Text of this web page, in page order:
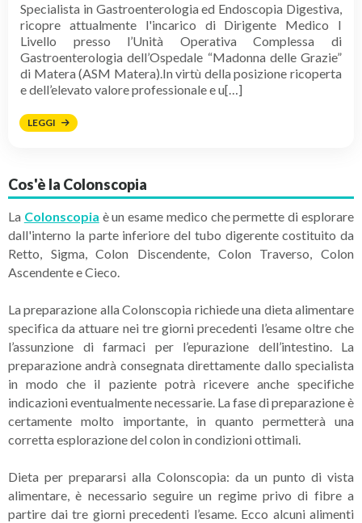
Specialista in Gastroenterologia ed Endoscopia Digestiva,
ricopre attualmente l'incarico di Dirigente Medico I
Livello presso l’Unità Operativa Complessa di
Gastroenterologia dell’Ospedale “Madonna delle Grazie”
di Matera (ASM Matera).In virtù della posizione ricoperta
e dell’elevato valore professionale e u[…]
LEGGI
Cos'è la Colonscopia
La Colonscopia è un esame medico che permette di esplorare
dall'interno la parte inferiore del tubo digerente costituito da
Retto, Sigma, Colon Discendente, Colon Traverso, Colon
Ascendente e Cieco.
La preparazione alla Colonscopia richiede una dieta alimentare
specifica da attuare nei tre giorni precedenti l’esame oltre che
l’assunzione di farmaci per l’epurazione dell’intestino. La
preparazione andrà consegnata direttamente dallo specialista
in modo che il paziente potrà ricevere anche specifiche
indicazioni eventualmente necessarie. La fase di preparazione è
certamente molto importante, in quanto permetterà una
corretta esplorazione del colon in condizioni ottimali.
Dieta per prepararsi alla Colonscopia: da un punto di vista
alimentare, è necessario seguire un regime privo di fibre a
partire dai tre giorni precedenti l’esame. Ecco alcuni alimenti